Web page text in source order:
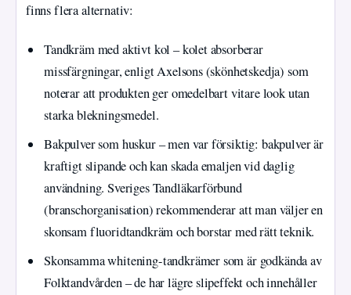
finns flera alternativ:
Tandkräm med aktivt kol – kolet absorberar
missfärgningar, enligt Axelsons (skönhetskedja) som
noterar att produkten ger omedelbart vitare look utan
starka blekningsmedel.
Bakpulver som huskur – men var försiktig: bakpulver är
kraftigt slipande och kan skada emaljen vid daglig
användning. Sveriges Tandläkarförbund
(branschorganisation) rekommenderar att man väljer en
skonsam fluoridtandkräm och borstar med rätt teknik.
Skonsamma whitening-tandkrämer som är godkända av
Folktandvården – de har lägre slipeffekt och innehåller